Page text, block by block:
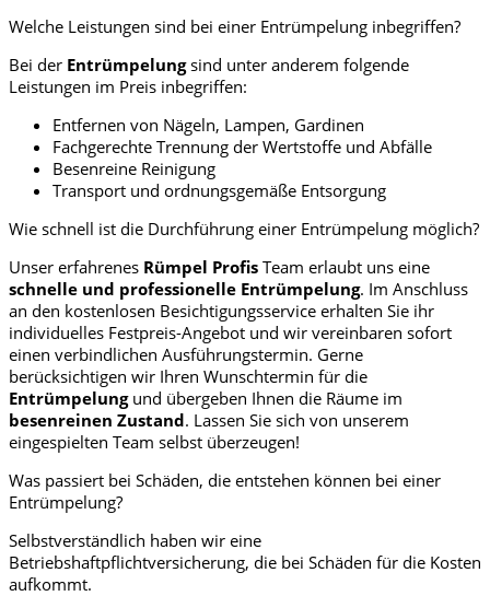
Welche Leistungen sind bei einer Entrümpelung inbegriffen?
Bei der Entrümpelungsind unter anderem folgende
Leistungen im Preis inbegriffen:
Entfernen von Nägeln, Lampen, Gardinen
Fachgerechte Trennung der Wertstoffe und Abfälle
Besenreine Reinigung
Transport und ordnungsgemäße Entsorgung
Wie schnell ist die Durchführung einer Entrümpelung möglich?
Unser erfahrenes Rümpel Profis Team erlaubt uns eine
schnelle und professionelle Entrümpelung. Im Anschluss
an den kostenlosen Besichtigungsservice erhalten Sie ihr
individuelles Festpreis-Angebot und wir vereinbaren sofort
einen verbindlichen Ausführungstermin. Gerne
berücksichtigen wir Ihren Wunschtermin für die
Entrümpelungund übergeben Ihnen die Räume im
besenreinen Zustand. Lassen Sie sich von unserem
eingespielten Team selbst überzeugen!
Was passiert bei Schäden, die entstehen können bei einer
Entrümpelung?
Selbstverständlich haben wir eine
Betriebshaftpflichtversicherung, die bei Schäden für die Kosten
aufkommt.